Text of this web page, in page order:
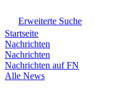
Erweiterte Suche
Startseite
Nachrichten
Nachrichten
Nachrichten auf FN
Alle News